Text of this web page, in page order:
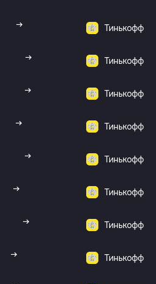
Тинькофф
Тинькофф
Тинькофф
Тинькофф
Тинькофф
Тинькофф
Тинькофф
Тинькофф